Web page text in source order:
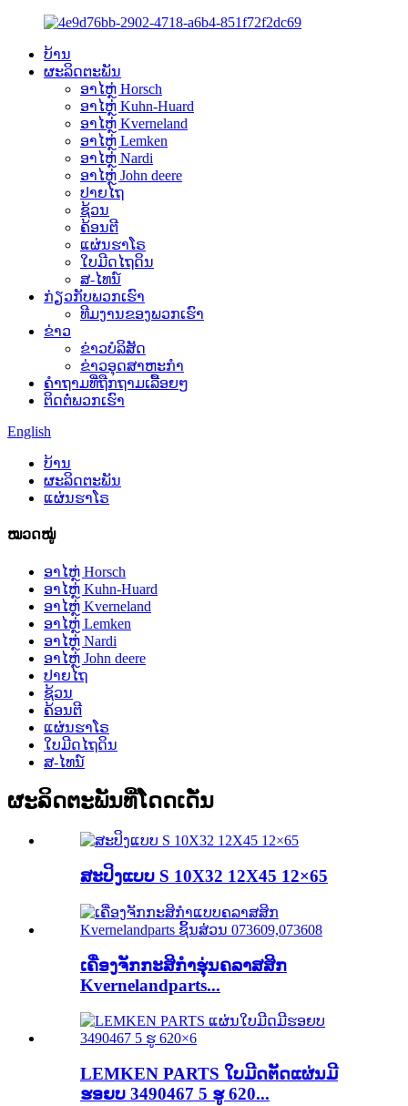
ບ້ານ
ຜະລິດຕະພັນ
ອາໄຫຼ່ Horsch
ອາໄຫຼ່ Kuhn-Huard
ອາໄຫຼ່ Kverneland
ອາໄຫຼ່ Lemken
ອາໄຫຼ່ Nardi
ອາໄຫຼ່ John deere
ປາຍໄຖ
ຊ້ວນ
ຄ້ອນຕີ
ແຜ່ນຮາໂຣ
ໃບມີດໄຖດິນ
ສ-ໄທນ໌
ກ່ຽວກັບພວກເຮົາ
ທີມງານຂອງພວກເຮົາ
ຂ່າວ
ຂ່າວບໍລິສັດ
ຂ່າວອຸດສາຫະກຳ
ຄຳຖາມທີ່ຖືກຖາມເລື້ອຍໆ
ຕິດຕໍ່ພວກເຮົາ
English
ບ້ານ
ຜະລິດຕະພັນ
ແຜ່ນຮາໂຣ
ໝວດໝູ່
ອາໄຫຼ່ Horsch
ອາໄຫຼ່ Kuhn-Huard
ອາໄຫຼ່ Kverneland
ອາໄຫຼ່ Lemken
ອາໄຫຼ່ Nardi
ອາໄຫຼ່ John deere
ປາຍໄຖ
ຊ້ວນ
ຄ້ອນຕີ
ແຜ່ນຮາໂຣ
ໃບມີດໄຖດິນ
ສ-ໄທນ໌
ຜະລິດຕະພັນທີ່ໂດດເດັ່ນ
ສະປິງແບບ S 10X32 12X45 12×65
ເຄື່ອງຈັກກະສິກຳຮຸ່ນຄລາສສິກ
Kvernelandparts...
LEMKEN PARTS ໃບມີດຕັດແຜ່ນມີ
ຮອຍບ 3490467 5 ຮູ 620...